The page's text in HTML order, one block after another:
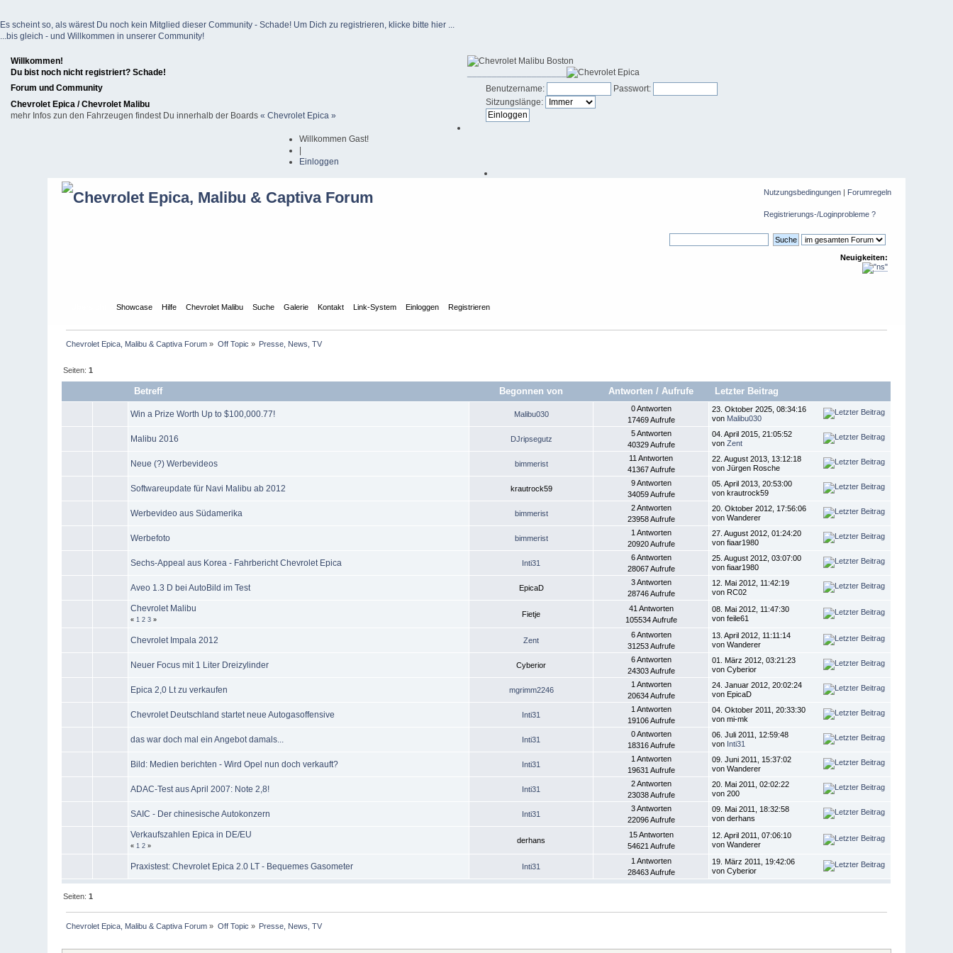
Es scheint so, als wärest Du noch kein Mitglied dieser Community - Schade! Um Dich zu registrieren, klicke bitte hier ...
...bis gleich - und Willkommen in unserer Community!
Willkommen!
Du bist noch nicht registriert? Schade!
Forum und Community
Chevrolet Epica / Chevrolet Malibu
mehr Infos zun den Fahrzeugen findest Du innerhalb der Boards « Chevrolet Epica »
Benutzername:
Passwort:
Sitzungslänge:
Willkommen Gast!
Einloggen
Nutzungsbedingungen| Forumregeln
Registrierungs-/Loginprobleme ?
Neuigkeiten:
Showcase Hilfe Chevrolet Malibu Suche Galerie Kontakt Link-System Einloggen Registrieren
Chevrolet Epica, Malibu & Captiva Forum » Off Topic » Presse, News, TV
Seiten:1
Betreff Begonnen von Antworten / Aufrufe Letzter Beitrag
Win a Prize Worth Up to $100,000.77! Malibu030
0 Antworten
17469 Aufrufe
23. Oktober 2025, 08:34:16
von Malibu030
Malibu 2016 DJripsegutz
5 Antworten
40329 Aufrufe
04. April 2015, 21:05:52
vonZent
Neue (?) Werbevideos bimmerist
11 Antworten
41367 Aufrufe
22. August 2013, 13:12:18
von Jürgen Rosche
Softwareupdate für Navi Malibu ab 2012 krautrock59
9 Antworten
34059 Aufrufe
05. April 2013, 20:53:00
von krautrock59
Werbevideo aus Südamerika bimmerist
2 Antworten
23958 Aufrufe
20. Oktober 2012, 17:56:06
von Wanderer
Werbefoto bimmerist
1 Antworten
20920 Aufrufe
27. August 2012, 01:24:20
von fiaar1980
Sechs-Appeal aus Korea - Fahrbericht Chevrolet Epica Inti31
6 Antworten
28067 Aufrufe
25. August 2012, 03:07:00
von fiaar1980
Aveo 1.3 D bei AutoBild im Test EpicaD
3 Antworten
28746 Aufrufe
12. Mai 2012, 11:42:19
von RC02
Chevrolet Malibu
« 1 2 3 »
Fietje
41 Antworten
105534 Aufrufe
08. Mai 2012, 11:47:30
von feile61
Chevrolet Impala 2012 Zent
6 Antworten
31253 Aufrufe
13. April 2012, 11:11:14
von Wanderer
Neuer Focus mit 1 Liter Dreizylinder Cyberior
6 Antworten
24303 Aufrufe
01. März 2012, 03:21:23
von Cyberior
Epica 2,0 Lt zu verkaufen mgrimm2246
1 Antworten
20634 Aufrufe
24. Januar 2012, 20:02:24
von EpicaD
Chevrolet Deutschland startet neue Autogasoffensive Inti31
1 Antworten
19106 Aufrufe
04. Oktober 2011, 20:33:30
von mi-mk
das war doch mal ein Angebot damals... Inti31
0 Antworten
18316 Aufrufe
06. Juli 2011, 12:59:48
von Inti31
Bild: Medien berichten - Wird Opel nun doch verkauft? Inti31
1 Antworten
19631 Aufrufe
09. Juni 2011, 15:37:02
von Wanderer
ADAC-Test aus April 2007: Note 2,8! Inti31
2 Antworten
23038 Aufrufe
20. Mai 2011, 02:02:22
von 200
SAIC - Der chinesische Autokonzern Inti31
3 Antworten
22096 Aufrufe
09. Mai 2011, 18:32:58
von derhans
Verkaufszahlen Epica in DE/EU
« 1 2 »
derhans
15 Antworten
54621 Aufrufe
12. April 2011, 07:06:10
von Wanderer
Praxistest: Chevrolet Epica 2.0 LT - Bequemes Gasometer Inti31
1 Antworten
28463 Aufrufe
19. März 2011, 19:42:06
von Cyberior
Seiten:1
Chevrolet Epica, Malibu & Captiva Forum » Off Topic » Presse, News, TV